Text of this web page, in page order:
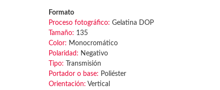
Formato
Proceso fotográfico: Gelatina DOP
Tamaño: 135
Color: Monocromático
Polaridad: Negativo
Tipo: Transmisión
Portador o base: Poliéster
Orientación: Vertical